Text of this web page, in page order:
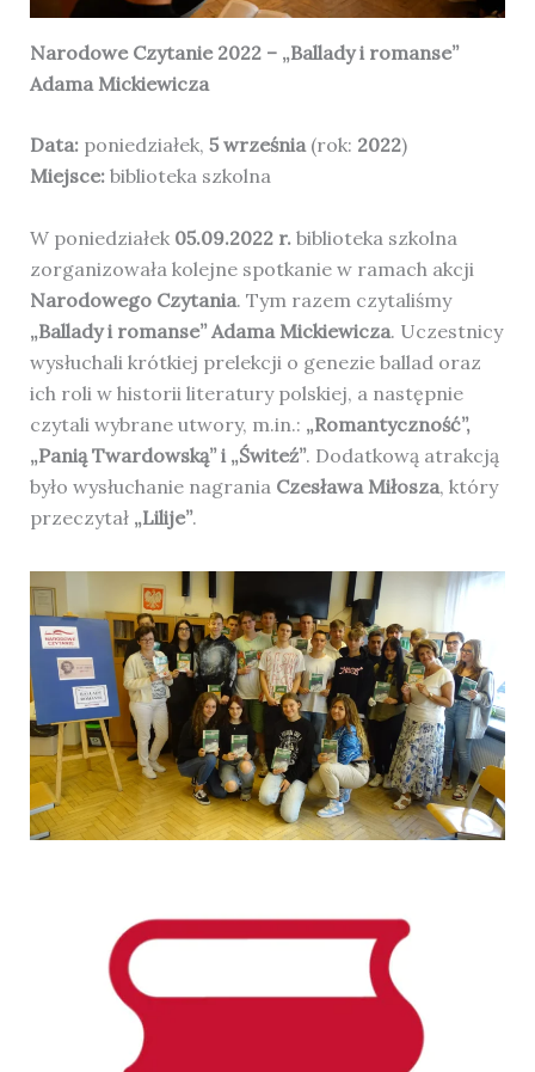
Narodowe Czytanie 2022 – „Ballady i romanse”
Adama Mickiewicza
Data:poniedziałek, 5 września(rok: 2022)
Miejsce:biblioteka szkolna
W poniedziałek 05.09.2022 r.biblioteka szkolna
zorganizowała kolejne spotkanie w ramach akcji
Narodowego Czytania. Tym razem czytaliśmy
„Ballady i romanse” Adama Mickiewicza. Uczestnicy
wysłuchali krótkiej prelekcji o genezie ballad oraz
ich roli w historii literatury polskiej, a następnie
czytali wybrane utwory, m.in.: „Romantyczność”,
„Panią Twardowską” i „Świteź”. Dodatkową atrakcją
było wysłuchanie nagrania Czesława Miłosza, który
przeczytał „Lilije”.